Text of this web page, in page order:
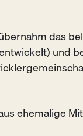
das
und
ehemalige